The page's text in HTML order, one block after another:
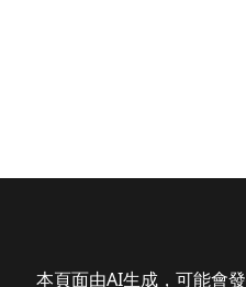
本頁面由AI生成，可能會